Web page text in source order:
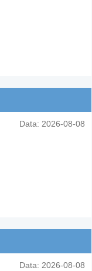
Data: 2026-08-08
Data: 2026-08-08